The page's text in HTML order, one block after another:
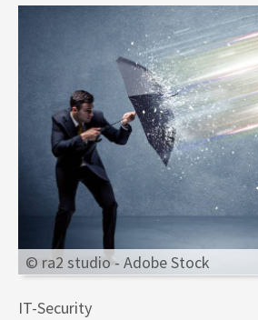
© ra2 studio - Adobe Stock
IT-Security